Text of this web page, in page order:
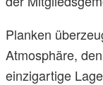
Planken
Atmosphäre,
einzigartige